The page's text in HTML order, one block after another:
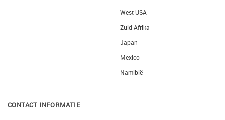
West-USA
Zuid-Afrika
Japan
Mexico
Namibië
CONTACT INFORMATIE